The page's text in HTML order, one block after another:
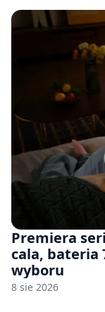
Premiera
cala, bateria
wyboru
8 sie 2026